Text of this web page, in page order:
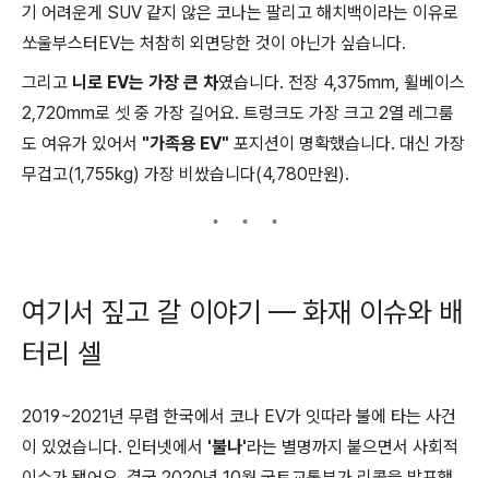
기 어려운게 SUV 같지 않은 코나는 팔리고 해치백이라는 이유로
쏘울부스터EV는 처참히 외면당한 것이 아닌가 싶습니다.
그리고 니로 EV는 가장 큰 차였습니다. 전장 4,375mm, 휠베이스
2,720mm로 셋 중 가장 길어요. 트렁크도 가장 크고 2열 레그룸
도 여유가 있어서 "가족용 EV" 포지션이 명확했습니다. 대신 가장
무겁고(1,755kg) 가장 비쌌습니다(4,780만원).
여기서 짚고 갈 이야기 — 화재 이슈와 배
터리 셀
2019~2021년 무렵 한국에서 코나 EV가 잇따라 불에 타는 사건
이 있었습니다. 인터넷에서 '불나'라는 별명까지 붙으면서 사회적